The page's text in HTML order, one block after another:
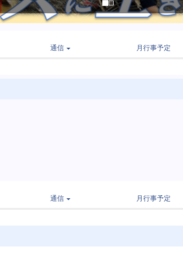
通信 月行事予定
通信 月行事予定